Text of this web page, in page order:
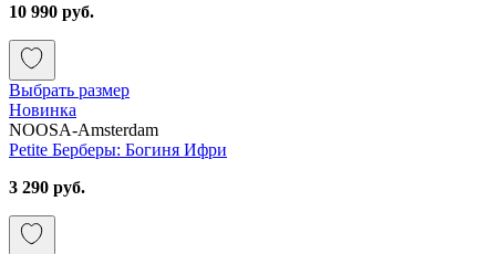
10 990 руб.
Выбрать размер
Новинка
NOOSA-Amsterdam
Petite Берберы: Богиня Ифри
3 290 руб.